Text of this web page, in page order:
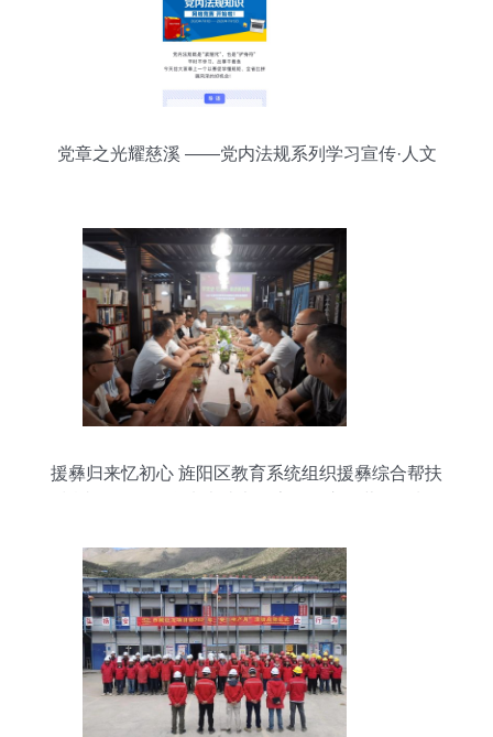
党章之光耀慈溪 ——党内法规系列学习宣传·人文
援彝归来忆初心 旌阳区教育系统组织援彝综合帮扶